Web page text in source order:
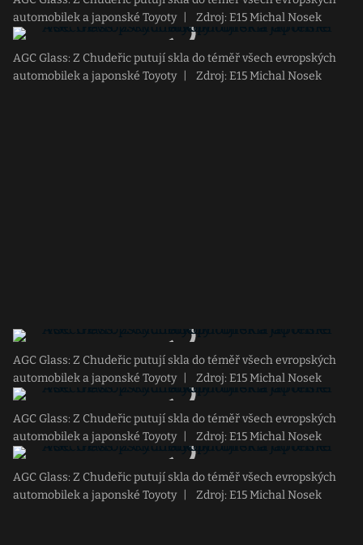
automobilek a japonské Toyoty
Zdroj: E15 Michal Nosek
AGC Glass: Z Chudeřic putují skla do téměř všech evropských
automobilek a japonské Toyoty
Zdroj: E15 Michal Nosek
AGC Glass: Z Chudeřic putují skla do téměř všech evropských
automobilek a japonské Toyoty
Zdroj: E15 Michal Nosek
AGC Glass: Z Chudeřic putují skla do téměř všech evropských
automobilek a japonské Toyoty
Zdroj: E15 Michal Nosek
AGC Glass: Z Chudeřic putují skla do téměř všech evropských
automobilek a japonské Toyoty
Zdroj: E15 Michal Nosek